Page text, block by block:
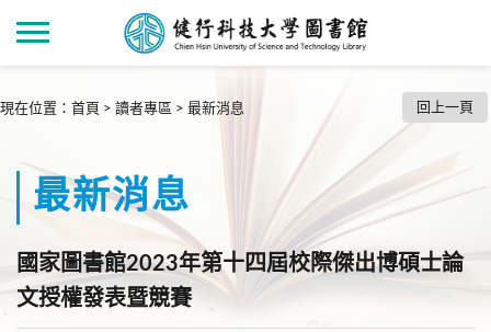
現在位置 ： 首頁 > 讀者專區 > 最新消息 回上一頁
最新消息
國家圖書館2023年第十四屆校際傑出博碩士論
文授權發表暨競賽